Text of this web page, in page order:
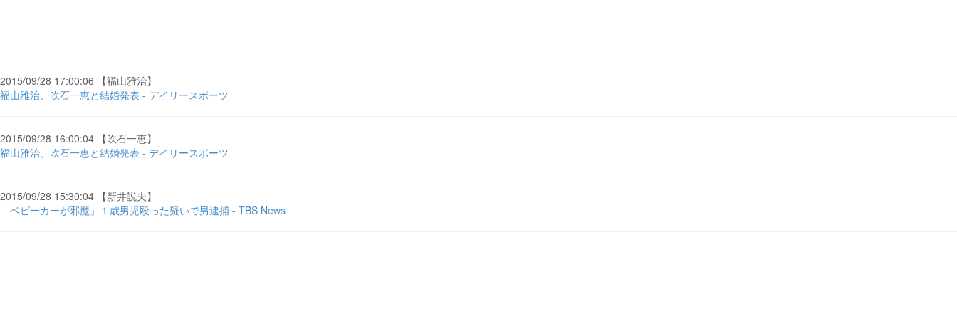
2015/09/28 17:00:06 【福山雅治】
福山雅治、吹石一恵と結婚発表 - デイリースポーツ
2015/09/28 16:00:04 【吹石一恵】
福山雅治、吹石一恵と結婚発表 - デイリースポーツ
2015/09/28 15:30:04 【新井説夫】
「ベビーカーが邪魔」１歳男児殴った疑いで男逮捕 - TBS News